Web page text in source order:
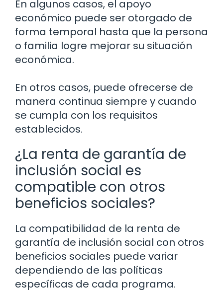
En algunos casos, el apoyo
económico puede ser otorgado de
forma temporal hasta que la persona
o familia logre mejorar su situación
económica.
En otros casos, puede ofrecerse de
manera continua siempre y cuando
se cumpla con los requisitos
establecidos.
¿La renta de garantía de
inclusión social es
compatible con otros
beneficios sociales?
La compatibilidad de la renta de
garantía de inclusión social con otros
beneficios sociales puede variar
dependiendo de las políticas
específicas de cada programa.